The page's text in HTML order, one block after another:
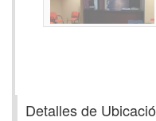
Detalles de